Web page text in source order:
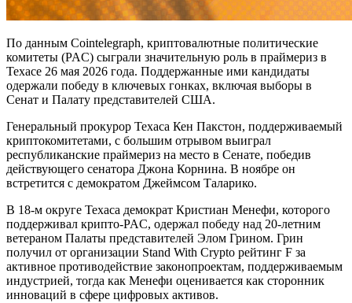
По данным Cointelegraph, криптовалютные политические
комитеты (PAC) сыграли значительную роль в праймериз в
Техасе 26 мая 2026 года. Поддержанные ими кандидаты
одержали победу в ключевых гонках, включая выборы в
Сенат и Палату представителей США.
Генеральный прокурор Техаса Кен Пакстон, поддерживаемый
криптокомитетами, с большим отрывом выиграл
республиканские праймериз на место в Сенате, победив
действующего сенатора Джона Корнина. В ноябре он
встретится с демократом Джеймсом Таларико.
В 18-м округе Техаса демократ Кристиан Менефи, которого
поддерживал крипто-PAC, одержал победу над 20-летним
ветераном Палаты представителей Элом Грином. Грин
получил от организации Stand With Crypto рейтинг F за
активное противодействие законопроектам, поддерживаемым
индустрией, тогда как Менефи оценивается как сторонник
инноваций в сфере цифровых активов.